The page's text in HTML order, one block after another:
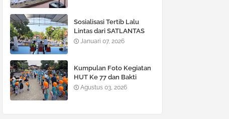
Sosialisasi Tertib Lalu
Lintas dari SATLANTAS
Lumajang di SDN
Januari 07, 2026
Kumpulan Foto Kegiatan
HUT Ke 77 dan Bakti
Sosial Siswa SDN
Agustus 03, 2026